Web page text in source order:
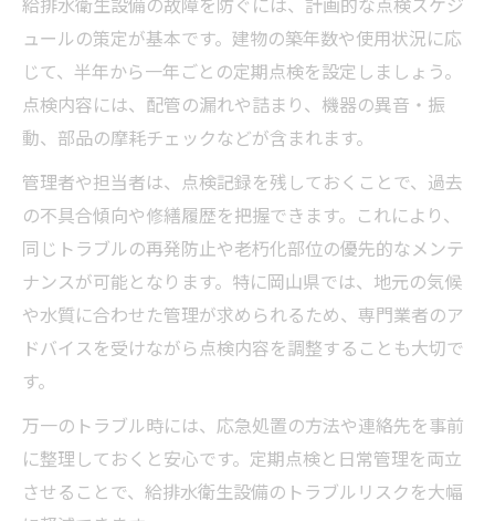
ュールの策定が基本です。建物の築年数や使用状況に応
じて、半年から一年ごとの定期点検を設定しましょう。
点検内容には、配管の漏れや詰まり、機器の異音・振
動、部品の摩耗チェックなどが含まれます。
管理者や担当者は、点検記録を残しておくことで、過去
の不具合傾向や修繕履歴を把握できます。これにより、
同じトラブルの再発防止や老朽化部位の優先的なメンテ
ナンスが可能となります。特に岡山県では、地元の気候
や水質に合わせた管理が求められるため、専門業者のア
ドバイスを受けながら点検内容を調整することも大切で
す。
万一のトラブル時には、応急処置の方法や連絡先を事前
に整理しておくと安心です。定期点検と日常管理を両立
させることで、給排水衛生設備のトラブルリスクを大幅